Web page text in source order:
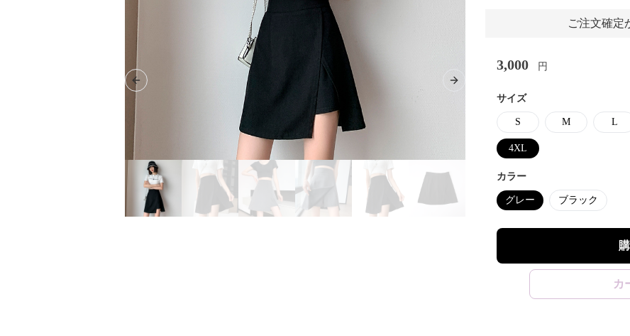
Previous slide Next slide
ご注文確定
3,000 円
サイズ
S M L
4XL
カラー
グレー ブラック
カ